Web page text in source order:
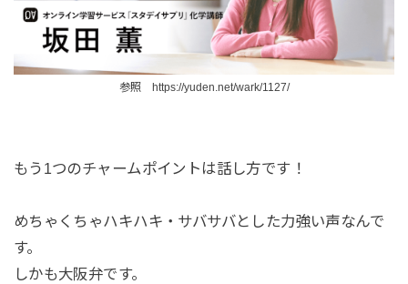
参照 https://yuden.net/wark/1127/
もう1つのチャームポイントは話し方です！
めちゃくちゃハキハキ・サバサバとした力強い声なんで
す。
しかも大阪弁です。